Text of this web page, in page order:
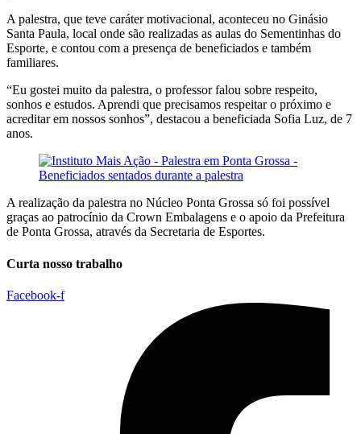
A palestra, que teve caráter motivacional, aconteceu no Ginásio
Santa Paula, local onde são realizadas as aulas do Sementinhas do
Esporte, e contou com a presença de beneficiados e também
familiares.
“Eu gostei muito da palestra, o professor falou sobre respeito,
sonhos e estudos. Aprendi que precisamos respeitar o próximo e
acreditar em nossos sonhos”, destacou a beneficiada Sofia Luz, de 7
anos.
A realização da palestra no Núcleo Ponta Grossa só foi possível
graças ao patrocínio da Crown Embalagens e o apoio da Prefeitura
de Ponta Grossa, através da Secretaria de Esportes.
Curta nosso trabalho
Facebook-f